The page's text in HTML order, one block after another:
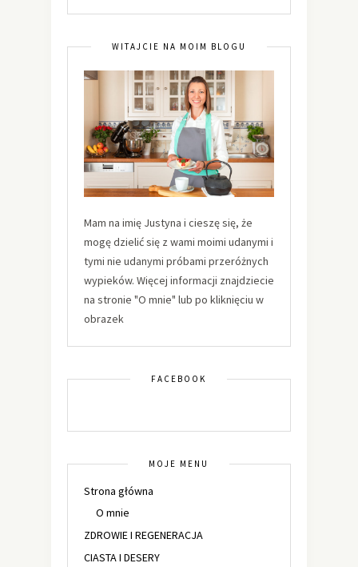
WITAJCIE NA MOIM BLOGU
Mam na imię Justyna i cieszę się, że
mogę dzielić się z wami moimi udanymi i
tymi nie udanymi próbami przeróżnych
wypieków. Więcej informacji znajdziecie
na stronie "O mnie" lub po kliknięciu w
obrazek
FACEBOOK
MOJE MENU
Strona główna
O mnie
ZDROWIE I REGENERACJA
CIASTA I DESERY